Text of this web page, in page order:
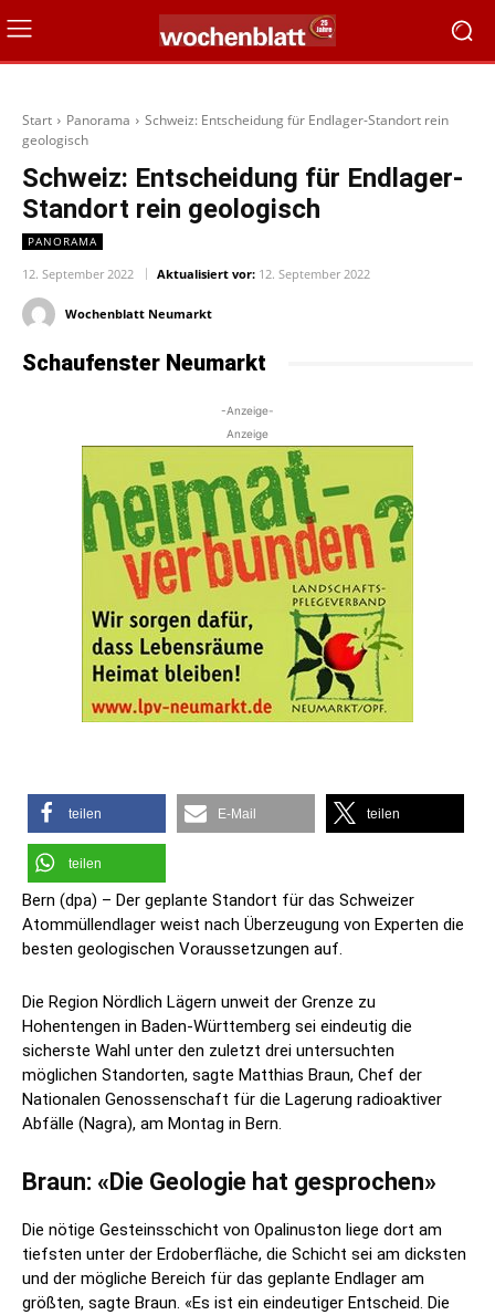
Start Panorama
Schweiz: Entscheidung für Endlager-Standort rein
geologisch
Schweiz: Entscheidung für Endlager-
Standort rein geologisch
PANORAMA
12. September 2022 Aktualisiert vor: 12. September 2022
Wochenblatt Neumarkt
Schaufenster Neumarkt
-Anzeige-
Anzeige
teilen E-Mail teilen
teilen
Bern (dpa) – Der geplante Standort für das Schweizer
Atommüllendlager weist nach Überzeugung von Experten die
besten geologischen Voraussetzungen auf.
Die Region Nördlich Lägern unweit der Grenze zu
Hohentengen in Baden-Württemberg sei eindeutig die
sicherste Wahl unter den zuletzt drei untersuchten
möglichen Standorten, sagte Matthias Braun, Chef der
Nationalen Genossenschaft für die Lagerung radioaktiver
Abfälle (Nagra), am Montag in Bern.
Braun: «Die Geologie hat gesprochen»
Die nötige Gesteinsschicht von Opalinuston liege dort am
tiefsten unter der Erdoberfläche, die Schicht sei am dicksten
und der mögliche Bereich für das geplante Endlager am
größten, sagte Braun. «Es ist ein eindeutiger Entscheid. Die